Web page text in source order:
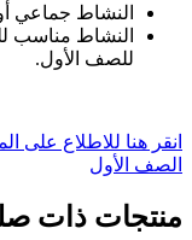
النشاط جماعي
للصف الأول.
الصف الأول
منتجات ذات